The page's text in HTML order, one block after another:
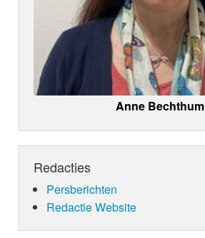
Anne Bechthum
Redacties
Persberichten
Redactie Website